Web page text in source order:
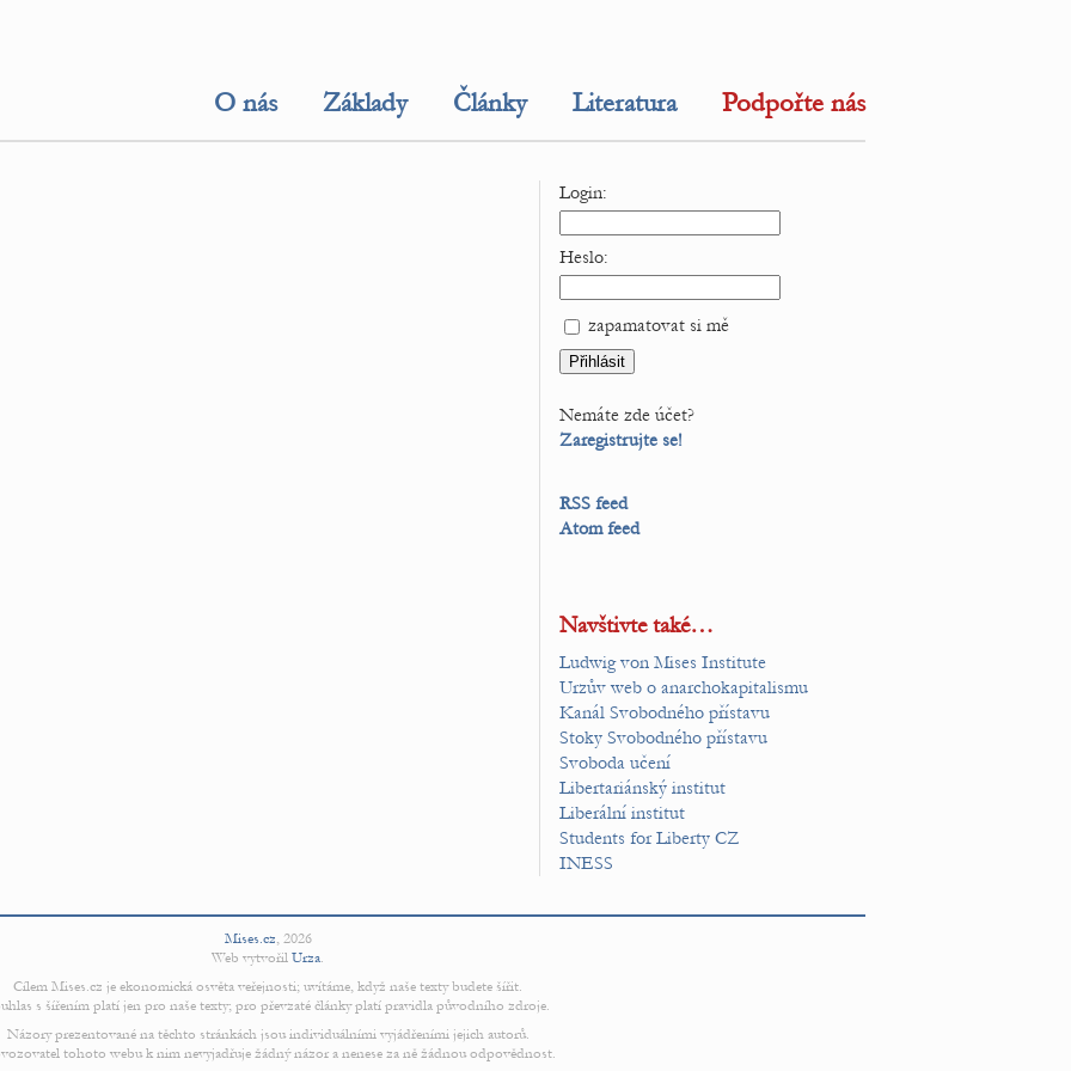
O nás Základy Články Literatura Podpořte nás
Login:
Heslo:
zapamatovat si mě
Nemáte zde účet?
Zaregistrujte se!
RSS feed
Atom feed
Navštivte také…
Ludwig von Mises Institute
Urzův web o anarchokapitalismu
Kanál Svobodného přístavu
Stoky Svobodného přístavu
Svoboda učení
Libertariánský institut
Liberální institut
Students for Liberty CZ
INESS
Mises.cz, 2026
Web vytvořil Urza.
Cílem Mises.cz je ekonomická osvěta veřejnosti; uvítáme, když naše texty budete šířit.
s šířením platí jen pro naše texty; pro převzaté články platí pravidla původního zdroje.
Názory prezentované na těchto stránkách jsou individuálními vyjádřeními jejich autorů.
tohoto webu k nim nevyjadřuje žádný názor a nenese za ně žádnou odpovědnost.